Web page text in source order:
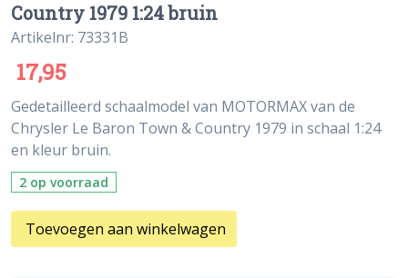
Country 1979 1:24 bruin
Artikelnr: 73331B
17,95
Gedetailleerd schaalmodel van MOTORMAX van de
Chrysler Le Baron Town & Country 1979 in schaal 1:24
en kleur bruin.
2 op voorraad
Toevoegen aan winkelwagen